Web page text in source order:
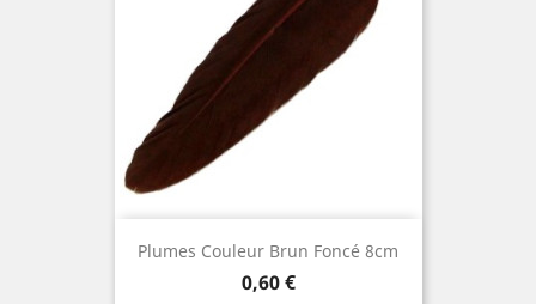
Plumes Couleur Brun Foncé 8cm
Prix
0,60 €